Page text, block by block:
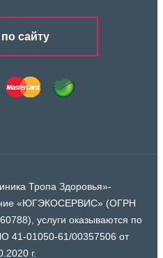
сайту
Тропа Здоровья»-
«ЮГЭКОСЕРВИС» (ОГРН
услуги оказываются по
41-01050-61/00357506 от
г.